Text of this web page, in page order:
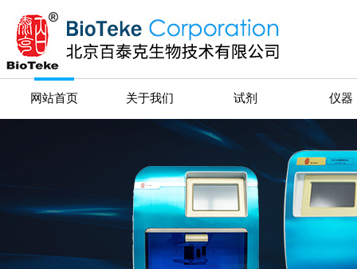
网站首页 关于我们 试剂 仪器